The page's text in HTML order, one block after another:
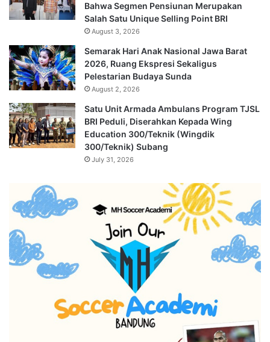
Bahwa Segmen Pensiunan Merupakan
Salah Satu Unique Selling Point BRI
August 3, 2026
Semarak Hari Anak Nasional Jawa Barat
2026, Ruang Ekspresi Sekaligus
Pelestarian Budaya Sunda
August 2, 2026
Satu Unit Armada Ambulans Program TJSL
BRI Peduli, Diserahkan Kepada Wing
Education 300/Teknik (Wingdik
300/Teknik) Subang
July 31, 2026